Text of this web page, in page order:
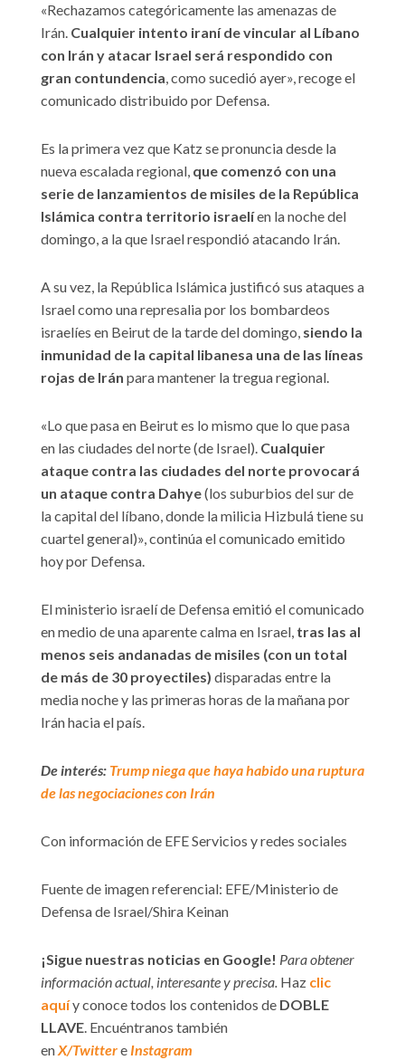
«Rechazamos categóricamente las amenazas de
Irán. Cualquier intento iraní de vincular al Líbano
con Irán y atacar Israel será respondido con
gran contundencia, como sucedió ayer», recoge el
comunicado distribuido por Defensa.
Es la primera vez que Katz se pronuncia desde la
nueva escalada regional, que comenzó con una
serie de lanzamientos de misiles de la República
Islámica contra territorio israelíen la noche del
domingo, a la que Israel respondió atacando Irán.
A su vez, la República Islámica justificó sus ataques a
Israel como una represalia por los bombardeos
israelíes en Beirut de la tarde del domingo, siendo la
inmunidad de la capital libanesa una de las líneas
rojas de Irán para mantener la tregua regional.
«Lo que pasa en Beirut es lo mismo que lo que pasa
en las ciudades del norte (de Israel). Cualquier
ataque contra las ciudades del norte provocará
un ataque contra Dahye(los suburbios del sur de
la capital del líbano, donde la milicia Hizbulá tiene su
cuartel general)», continúa el comunicado emitido
hoy por Defensa.
El ministerio israelí de Defensa emitió el comunicado
en medio de una aparente calma en Israel, tras las al
menos seis andanadas de misiles (con un total
de más de 30 proyectiles) disparadas entre la
media noche y las primeras horas de la mañana por
Irán hacia el país.
De interés: Trump niega que haya habido una ruptura
de las negociaciones con Irán
Con información de EFE Servicios y redes sociales
Fuente de imagen referencial: EFE/Ministerio de
Defensa de Israel/Shira Keinan
¡Sigue nuestras noticias en Google! Para obtener
información actual, interesante y precisa. Haz clic
aquíy conoce todos los contenidos de DOBLE
LLAVE. Encuéntranos también
enX/Twittere Instagram